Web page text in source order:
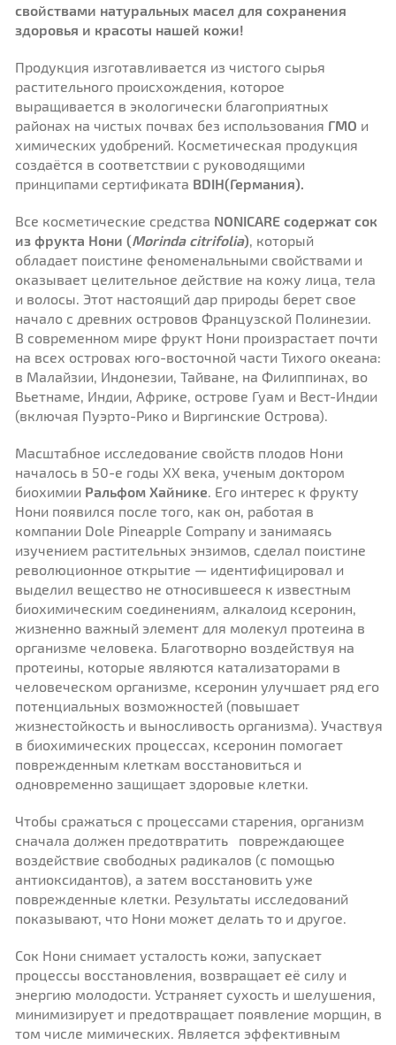
свойствами натуральных масел для сохранения
здоровья и красоты нашей кожи!
Продукция изготавливается из чистого сырья
растительного происхождения, которое
выращивается в экологически благоприятных
районах на чистых почвах без использования ГМО и
химических удобрений. Косметическая продукция
создаётся в соответствии с руководящими
принципами сертификата BDIH(Германия).
Все косметические средства NONICARE содержат сок
из фрукта Нони (Morinda citrifolia) , который
обладает поистине феноменальными свойствами и
оказывает целительное действие на кожу лица, тела
и волосы. Этот настоящий дар природы берет свое
начало с древних островов Французской Полинезии.
В современном мире фрукт Нони произрастает почти
на всех островах юго-восточной части Тихого океана:
в Малайзии, Индонезии, Тайване, на Филиппинах, во
Вьетнаме, Индии, Африке, острове Гуам и Вест-Индии
(включая Пуэрто-Рико и Виргинские Острова).
Масштабное исследование свойств плодов Нони
началось в 50-е годы ХХ века, ученым доктором
биохимии Ральфом Хайнике . Его интерес к фрукту
Нони появился после того, как он, работая в
компании Dole Pineapple Company и занимаясь
изучением растительных энзимов, сделал поистине
революционное открытие — идентифицировал и
выделил вещество не относившееся к известным
биохимическим соединениям, алкалоид ксеронин,
жизненно важный элемент для молекул протеина в
организме человека. Благотворно воздействуя на
протеины, которые являются катализаторами в
человеческом организме, ксеронин улучшает ряд его
потенциальных возможностей (повышает
жизнестойкость и выносливость организма). Участвуя
в биохимических процессах, ксеронин помогает
поврежденным клеткам восстановиться и
одновременно защищает здоровые клетки.
Чтобы сражаться с процессами старения, организм
сначала должен предотвратить повреждающее
воздействие свободных радикалов (с помощью
антиоксидантов), а затем восстановить уже
поврежденные клетки. Результаты исследований
показывают, что Нони может делать то и другое.
Сок Нони снимает усталость кожи, запускает
процессы восстановления, возвращает её силу и
энергию молодости. Устраняет сухость и шелушения,
минимизирует и предотвращает появление морщин, в
том числе мимических. Является эффективным